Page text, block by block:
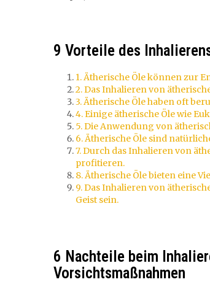
9 Vorteile des
1. Ätherische Öle können zur
2. Das Inhalieren von
3. Ätherische Öle haben oft
4. Einige ätherische Öle wie
5. Die Anwendung von
6. Ätherische Öle sind
7. Durch das Inhalieren von
profitieren.
8. Ätherische Öle bieten eine
9. Das Inhalieren von
Geist sein.
6 Nachteile beim
Vorsichtsmaßnahmen